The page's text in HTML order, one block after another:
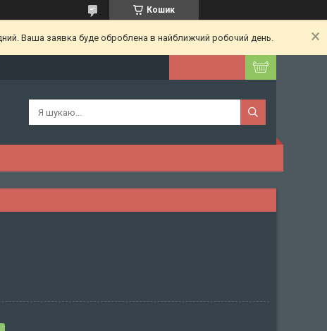
Кошик
Ваша заявка буде оброблена в найближчий робочий день.